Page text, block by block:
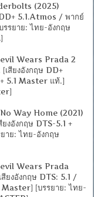
(2025)
5.1.Atmos / พากย์
รยาย: ไทย-อังกฤษ
Wears Prada 2
เสียงอังกฤษ DD+
5.1 Master แท้.]
Way Home (2021)
ยงอังกฤษ DTS-5.1 +
าย: ไทย-อังกฤษ
Wears Prada
ยงอังกฤษ DTS: 5.1 /
[บรรยาย: ไทย-